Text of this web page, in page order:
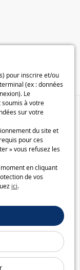
pour inscrire et/ou
(ex : données
Le
à votre
sur votre
du site et
pour ces
» vous refusez les
en cliquant
de vos
ici.